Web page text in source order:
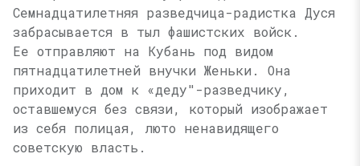
Семнадцатилетняя разведчица-радистка Дуся
забрасывается в тыл фашистских войск.
Ее отправляют на Кубань под видом
пятнадцатилетней внучки Женьки. Она
приходит в дом к «деду"-разведчику,
оставшемуся без связи, который изображает
из себя полицая, люто ненавидящего
советскую власть.